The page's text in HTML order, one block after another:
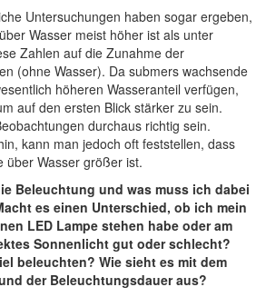
Untersuchungen haben sogar ergeben,
Wasser meist höher ist als unter
Zahlen auf die Zunahme der
(ohne Wasser). Da submers wachsende
höheren Wasseranteil verfügen,
auf den ersten Blick stärker zu sein.
durchaus richtig sein.
kann man jedoch oft feststellen, dass
über Wasser größer ist.
Beleuchtung und was muss ich dabei
es einen Unterschied, ob ich mein
LED Lampe stehen habe oder am
Sonnenlicht gut oder schlecht?
beleuchten? Wie sieht es mit dem
der Beleuchtungsdauer aus?